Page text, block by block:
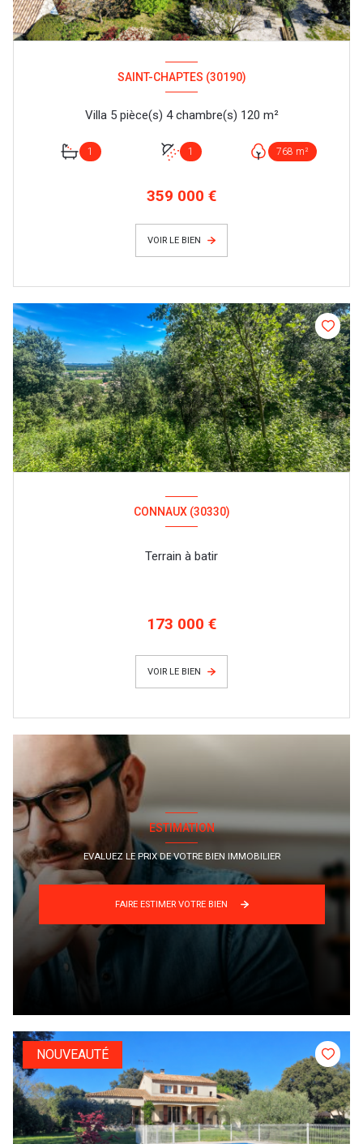
SAINT-CHAPTES (30190)
Villa 5 pièce(s) 4 chambre(s) 120 m²
1 1 768 m²
359 000 €
VOIR LE BIEN
CONNAUX (30330)
Terrain à batir
173 000 €
VOIR LE BIEN
ESTIMATION
EVALUEZ LE PRIX DE VOTRE BIEN IMMOBILIER
FAIRE ESTIMER VOTRE BIEN
NOUVEAUTÉ